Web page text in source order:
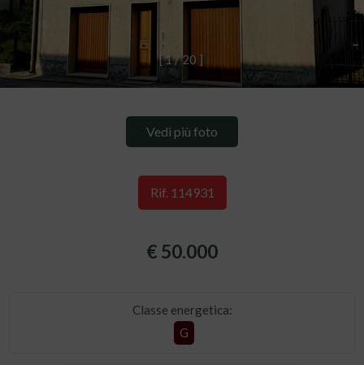
[1/20 ]
Vedi più foto
Rif. 114931
€ 50.000
Classe energetica:
G